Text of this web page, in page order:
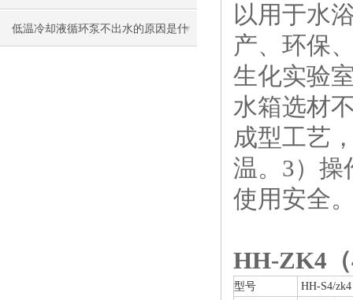
项
低温冷却液循环泵不出水的原因是什
以用于水
产、环保
生化实验
水箱选材
成型工艺
温。3）操
使用安全
HH-ZK4
型号
HH-S4/zk4